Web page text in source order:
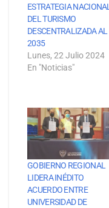
ESTRATEGIA NACIONAL
DEL TURISMO
DESCENTRALIZADA AL
2035
Lunes, 22 Julio 2024
En "Noticias"
GOBIERNO REGIONAL
LIDERA INÉDITO
ACUERDO ENTRE
UNIVERSIDAD DE